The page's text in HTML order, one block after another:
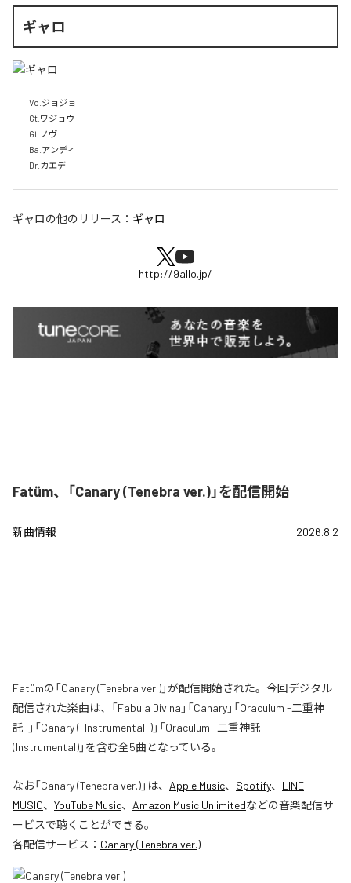
ギャロ
Vo.ジョジョ
Gt.ワジョウ
Gt.ノヴ
Ba.アンディ
Dr.カエデ
ギャロの他のリリース： ギャロ
http://9allo.jp/
Fatüm、「Canary (Tenebra ver.)」を配信開始
新曲情報 2026.8.2
Fatümの「Canary (Tenebra ver.)」が配信開始された。今回デジタル
配信された楽曲は、「Fabula Divina」「Canary」「Oraculum -二重神
託-」「Canary (-Instrumental-)」「Oraculum -二重神託 -
(Instrumental)」を含む全5曲となっている。
なお「Canary (Tenebra ver.)」は、 Apple Music、 Spotify、 LINE
MUSIC、 YouTube Music、 Amazon Music Unlimitedなどの音楽配信サ
ービスで聴くことができる。
各配信サービス： Canary (Tenebra ver.)